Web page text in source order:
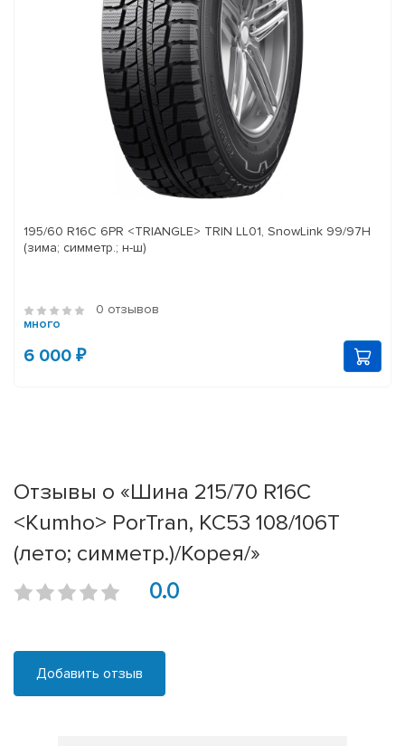
195/60 R16C 6PR <TRIANGLE> TRIN LL01, SnowLink 99/97H
(зима; симметр.; н-ш)
0 отзывов
много
6 000 ₽
Отзывы о «Шина 215/70 R16C
<Kumho> PorTran, KC53 108/106T
(лето; симметр.)/Корея/»
0.0
Добавить отзыв